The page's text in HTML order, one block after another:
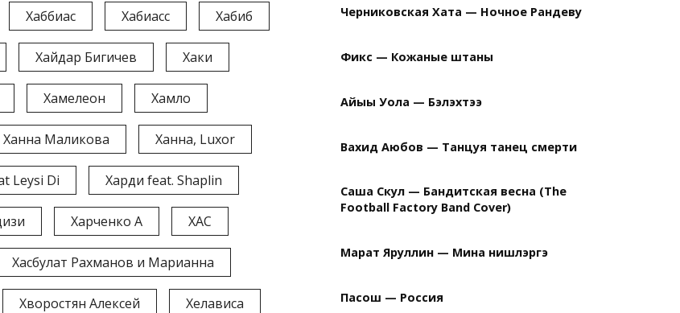
Хаббиас Хабиасс Хабиб
Хайдар Бигичев Хаки
Хамелеон Хамло
Ханна Маликова Ханна, Luxor
Leysi Di Харди feat. Shaplin
Харченко А ХАС
Хасбулат Рахманов и Марианна
Хворостян Алексей Хелависа
Черниковская Хата — Ночное Рандеву
Фикс — Кожаные штаны
Айыы Уола — Бэлэхтээ
Вахид Аюбов — Танцуя танец смерти
Саша Скул — Бандитская весна (The
Football Factory Band Cover)
Марат Яруллин — Мина нишлэргэ
Пасош — Россия